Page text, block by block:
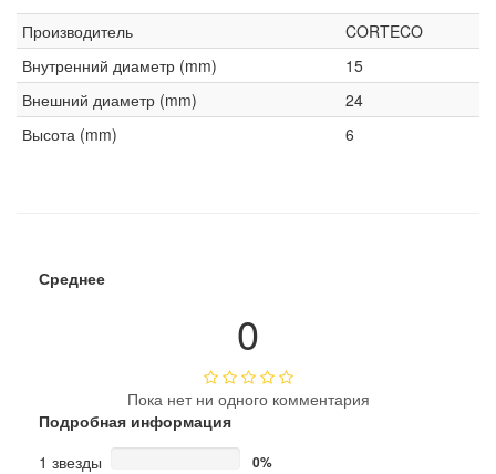
Производитель
CORTECO
Внутренний диаметр (mm)
15
Внешний диаметр (mm)
24
Высота (mm)
6
Среднее
0
Пока нет ни одного комментария
Подробная информация
1 звезды
0%